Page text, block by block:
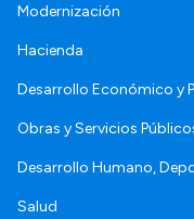
Modernización
Hacienda
Desarrollo Económico y
Obras y Servicios
Desarrollo Humano,
Salud